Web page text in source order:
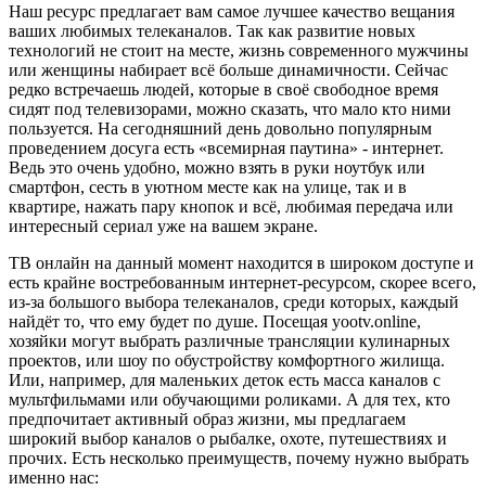
Наш ресурс предлагает вам самое лучшее качество вещания
ваших любимых телеканалов. Так как развитие новых
технологий не стоит на месте, жизнь современного мужчины
или женщины набирает всё больше динамичности. Сейчас
редко встречаешь людей, которые в своё свободное время
сидят под телевизорами, можно сказать, что мало кто ними
пользуется. На сегодняшний день довольно популярным
проведением досуга есть «всемирная паутина» - интернет.
Ведь это очень удобно, можно взять в руки ноутбук или
смартфон, сесть в уютном месте как на улице, так и в
квартире, нажать пару кнопок и всё, любимая передача или
интересный сериал уже на вашем экране.
ТВ онлайн на данный момент находится в широком доступе и
есть крайне востребованным интернет-ресурсом, скорее всего,
из-за большого выбора телеканалов, среди которых, каждый
найдёт то, что ему будет по душе. Посещая yootv.online,
хозяйки могут выбрать различные трансляции кулинарных
проектов, или шоу по обустройству комфортного жилища.
Или, например, для маленьких деток есть масса каналов с
мультфильмами или обучающими роликами. А для тех, кто
предпочитает активный образ жизни, мы предлагаем
широкий выбор каналов о рыбалке, охоте, путешествиях и
прочих. Есть несколько преимуществ, почему нужно выбрать
именно нас: